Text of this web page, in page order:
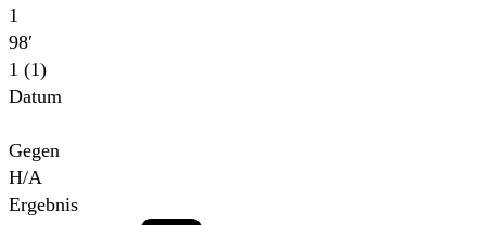
1
98′
1 (1)
Datum
Gegen
H/A
Ergebnis